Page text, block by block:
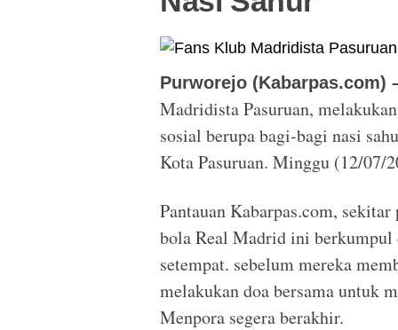
Purworejo (Kabarpas.com)
Madridista Pasuruan,
sosial berupa bagi-bagi nasi
Kota Pasuruan. Minggu (12/07/
Pantauan Kabarpas.com,
bola Real Madrid ini berkumpul
setempat. sebelum mereka
melakukan doa bersama untuk
Menpora segera berakhir.